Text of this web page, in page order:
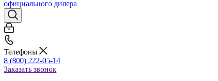
Телефоны
8 (800) 222-05-14
Заказать звонок